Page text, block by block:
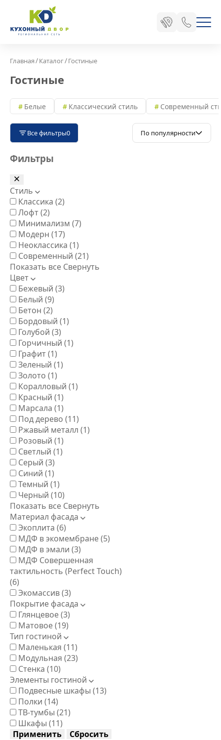
Главная/Каталог/Гостиные
Гостиные
Белые Классический стиль Современный
Все фильтры0
Фильтры
Стиль
Классика (2)
Лофт(2)
Минимализм (7)
Модерн (17)
Неоклассика (1)
Современный (21)
Показать все Свернуть
Цвет
Бежевый (3)
Белый (9)
Бетон (2)
Бордовый (1)
Голубой (3)
Горчичный (1)
Графит(1)
Зеленый (1)
Золото (1)
Коралловый (1)
Красный (1)
Марсала (1)
Под дерево (11)
Ржавый металл (1)
Розовый (1)
Светлый (1)
Серый (3)
Синий (1)
Темный (1)
Черный (10)
Показать все Свернуть
Материал фасада
Экоплита (6)
МДФ в экомембране(5)
МДФ в эмали (3)
МДФ Совершенная
тактильность (Perfect Touch)
(6)
Экомассив(3)
Покрытие фасада
Глянцевое(3)
Матовое(19)
Тип гостиной
Маленькая (11)
Модульная (23)
Стенка (10)
Элементы гостиной
Подвесные шкафы (13)
Полки (14)
ТВ-тумбы (21)
Шкафы (11)
Применить
Сбросить
По популярности